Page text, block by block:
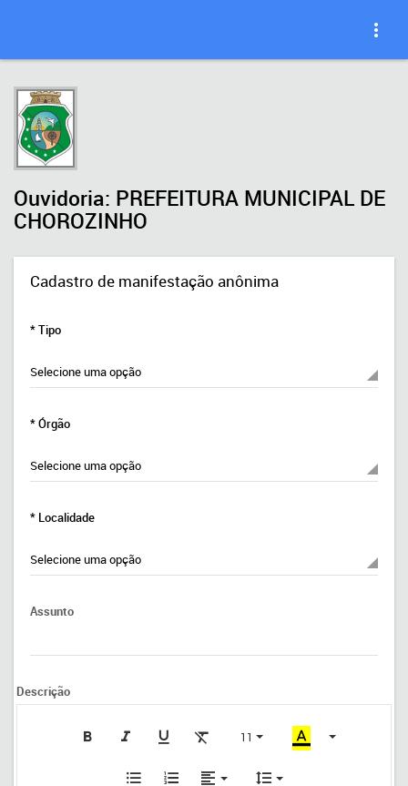
Ouvidoria: PREFEITURA MUNICIPAL DE
CHOROZINHO
Cadastro de manifestação anônima
* Tipo
* Órgão
* Localidade
Assunto
Descrição
11